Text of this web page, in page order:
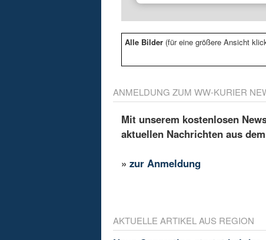
Alle Bilder (für eine größere Ansicht
ANMELDUNG ZUM WW-KURIER
Mit unserem kostenlosen
aktuellen Nachrichten aus
»zur Anmeldung
AKTUELLE ARTIKEL AUS REGION